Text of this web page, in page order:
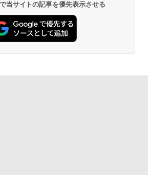
当サイトの記事を優先表示させる